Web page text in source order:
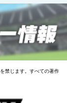
禁じます。すべての著作